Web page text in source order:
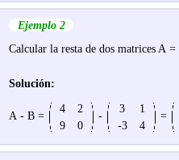
Ejemplo 2
Calcular la resta de dos matrices A =
Solución:
A - B =
4
2
9
0
-
3
1
-3
4
=